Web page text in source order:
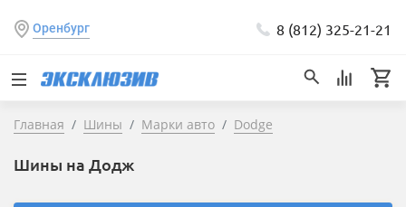
Оренбург 8 (812) 325-21-21
Главная Шины Марки авто Dodge
Шины на Додж